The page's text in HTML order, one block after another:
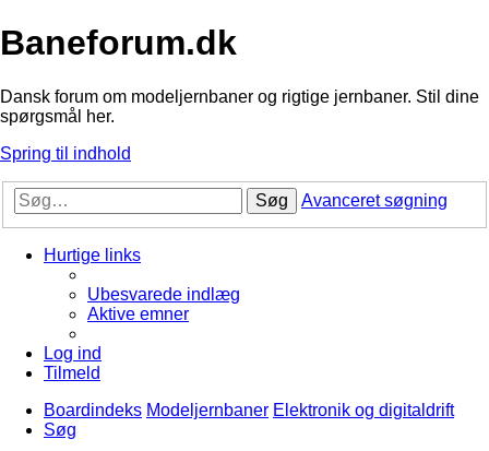
Baneforum.dk
Dansk forum om modeljernbaner og rigtige jernbaner. Stil dine
spørgsmål her.
Spring til indhold
Søg Avanceret søgning
Hurtige links
Ubesvarede indlæg
Aktive emner
Log ind
Tilmeld
Boardindeks Modeljernbaner Elektronik og digitaldrift
Søg